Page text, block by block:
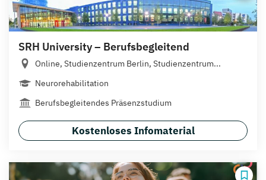
SRH University – Berufsbegleitend
Online, Studienzentrum Berlin, Studienzentrum...
Neurorehabilitation
Berufsbegleitendes Präsenzstudium
Kostenloses Infomaterial